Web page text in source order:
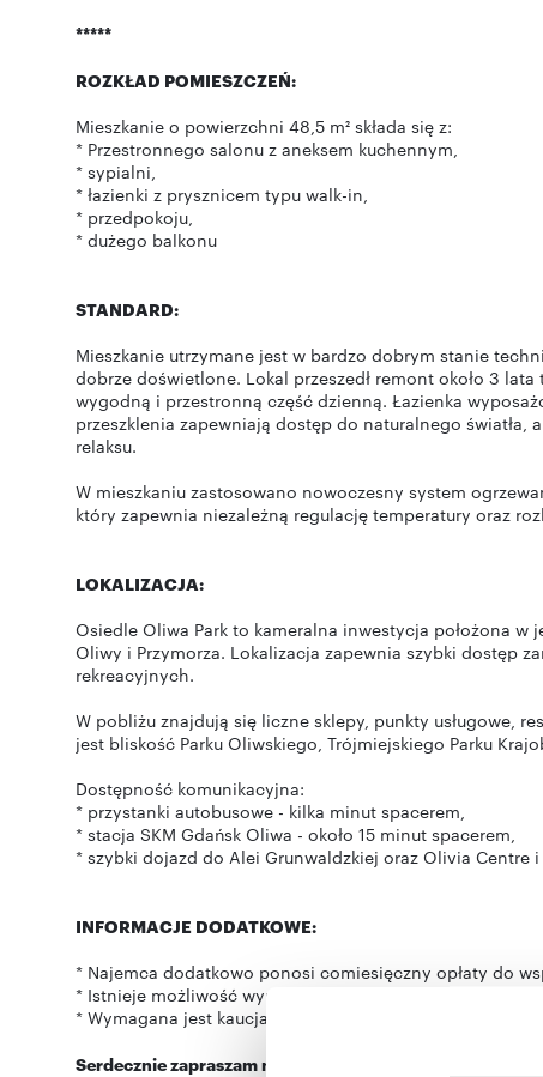
*****
ROZKŁAD POMIESZCZEŃ:
Mieszkanie o powierzchni 48,5 m² składa się z:
* Przestronnego salonu z aneksem kuchennym,
* sypialni,
* łazienki z prysznicem typu walk-in,
* przedpokoju,
* dużego balkonu
STANDARD:
Mieszkanie utrzymane jest w bardzo dobrym stanie
dobrze doświetlone. Lokal przeszedł remont około 3
wygodną i przestronną część dzienną. Łazienka
przeszklenia zapewniają dostęp do naturalnego
relaksu.
W mieszkaniu zastosowano nowoczesny system
który zapewnia niezależną regulację temperatury oraz
LOKALIZACJA:
Osiedle Oliwa Park to kameralna inwestycja położona
Oliwy i Przymorza. Lokalizacja zapewnia szybki dostęp
rekreacyjnych.
W pobliżu znajdują się liczne sklepy, punkty usługowe,
jest bliskość Parku Oliwskiego, Trójmiejskiego Parku
Dostępność komunikacyjna:
* przystanki autobusowe - kilka minut spacerem,
* stacja SKM Gdańsk Oliwa - około 15 minut spacerem,
* szybki dojazd do Alei Grunwaldzkiej oraz Olivia Centre
INFORMACJE DODATKOWE:
* Najemca dodatkowo ponosi comiesięczny opłaty do
* Istnieje możliwość wynajęcia miejsca parkingowego w
* Wymagana jest kaucja w wysokości 3200 PLN.
Serdecznie zapraszam na prezentację!